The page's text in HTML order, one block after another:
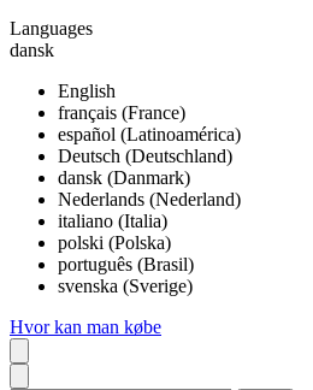
Languages
dansk
English
français (France)
español (Latinoamérica)
Deutsch (Deutschland)
dansk (Danmark)
Nederlands (Nederland)
italiano (Italia)
polski (Polska)
português (Brasil)
svenska (Sverige)
Hvor kan man købe